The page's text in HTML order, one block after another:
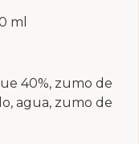
ml
40%, zumo de
agua, zumo de